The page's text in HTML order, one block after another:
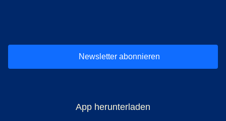
Newsletter abonnieren
App herunterladen